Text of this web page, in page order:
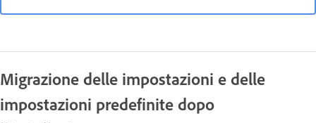
Migrazione delle impostazioni e delle
impostazioni predefinite dopo